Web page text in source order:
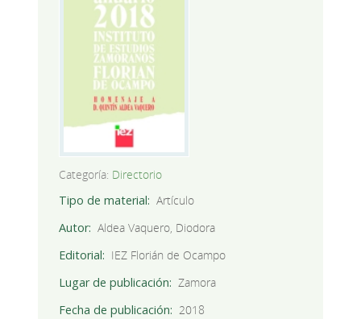
Categoría: Directorio
Tipo de material
Artículo
Autor
Aldea Vaquero, Diodora
Editorial
IEZ Florián de Ocampo
Lugar de publicación
Zamora
Fecha de publicación
2018